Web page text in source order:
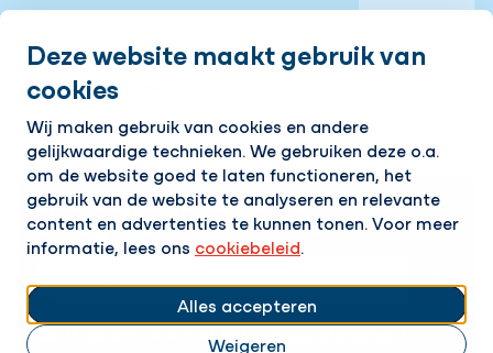
Deze website maakt gebruik van
cookies
Wij maken gebruik van cookies en andere
gelijkwaardige technieken. We gebruiken deze o.a.
om de website goed te laten functioneren, het
gebruik van de website te analyseren en relevante
content en advertenties te kunnen tonen. Voor meer
informatie, lees ons cookiebeleid.
Alles accepteren
Weigeren
Snel naar
Onze vacatures
LinkedInInstagramFacebookYouTube
Op de hoogte blijven van het laatste nieuws?
Ontvang onze nieuwsbrief in je mailbox!
Ik ga akkoord met hetprivacy statement.